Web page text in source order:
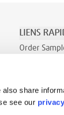
share
see our
LIENS
Order
Demande